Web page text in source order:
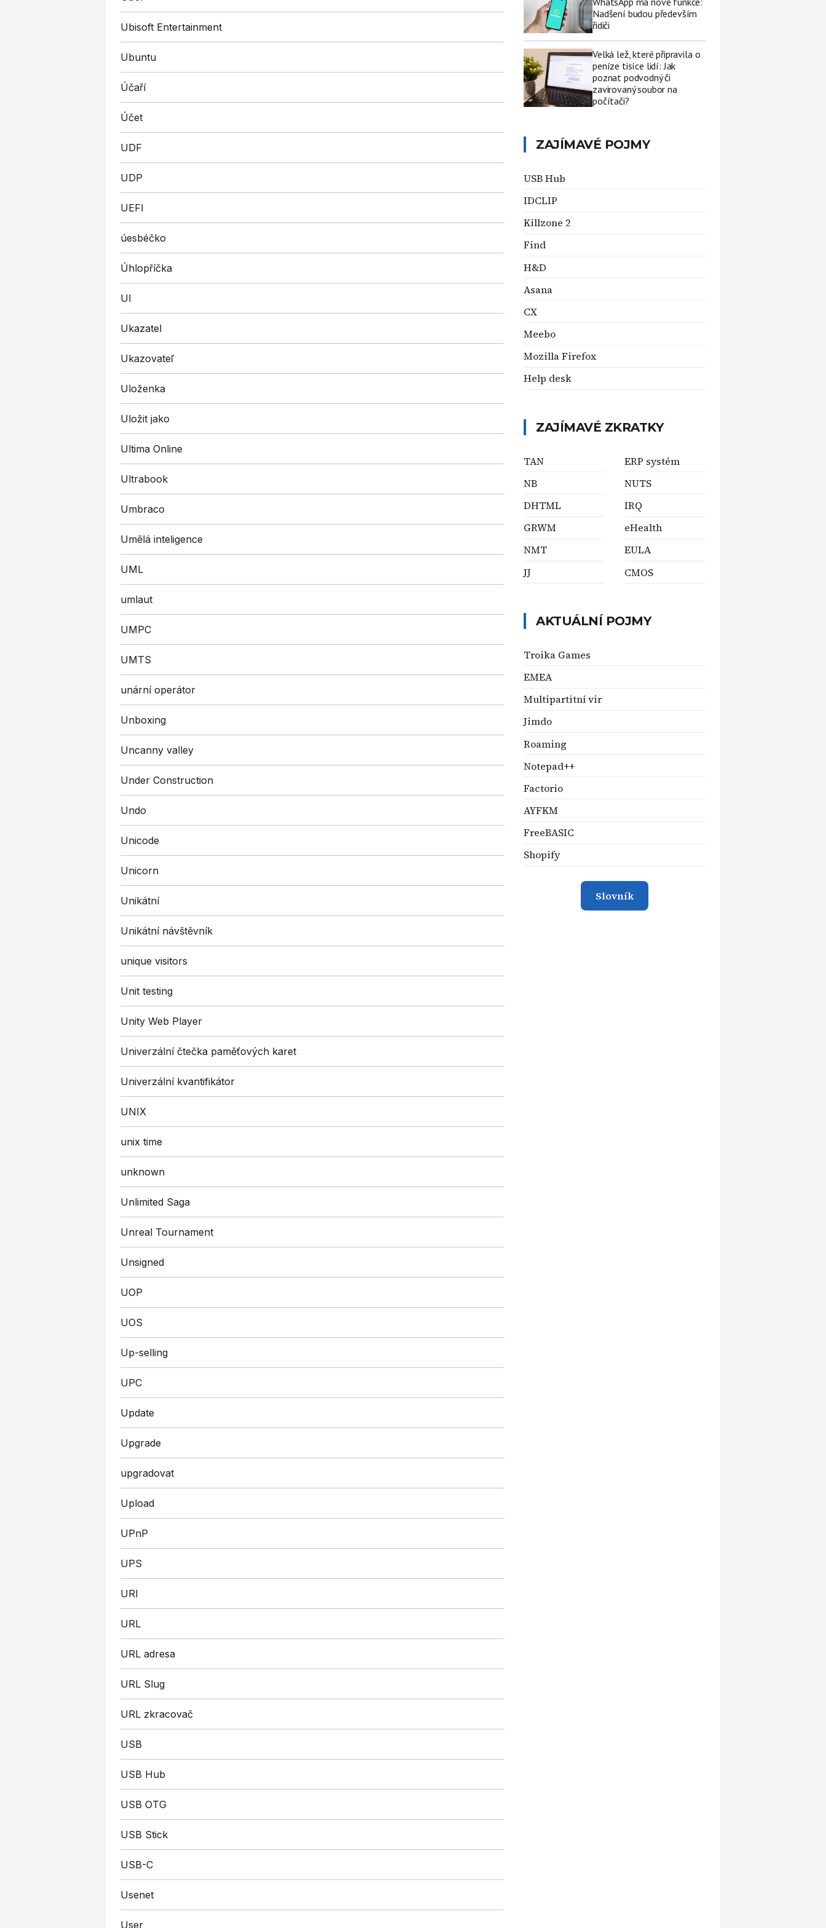
Ubisoft Entertainment
Ubuntu
Účaří
Účet
UDF
UDP
UEFI
úesbéčko
Úhlopříčka
UI
Ukazatel
Ukazovateľ
Uloženka
Uložit jako
Ultima Online
Ultrabook
Umbraco
Umělá inteligence
UML
umlaut
UMPC
UMTS
unární operátor
Unboxing
Uncanny valley
Under Construction
Undo
Unicode
Unicorn
Unikátní
Unikátní návštěvník
unique visitors
Unit testing
Unity Web Player
Univerzální čtečka paměťových karet
Univerzální kvantifikátor
UNIX
unix time
unknown
Unlimited Saga
Unreal Tournament
Unsigned
UOP
UOS
Up-selling
UPC
Update
Upgrade
upgradovat
Upload
UPnP
UPS
URI
URL
URL adresa
URL Slug
URL zkracovač
USB
USB Hub
USB OTG
USB Stick
USB-C
Usenet
User
Nadšení budou především
řidiči
Velká lež, které připravila o
peníze tisíce lidí: Jak
poznat podvodný či
zavirovaný soubor na
počítači?
ZAJÍMAVÉ POJMY
USB Hub
IDCLIP
Killzone 2
Find
H&D
Asana
CX
Meebo
Mozilla Firefox
Help desk
ZAJÍMAVÉ ZKRATKY
TAN
NB
DHTML
GRWM
NMT
JJ
ERP systém
NUTS
IRQ
eHealth
EULA
CMOS
AKTUÁLNÍ POJMY
Troika Games
EMEA
Multipartitní vir
Jimdo
Roaming
Notepad++
Factorio
AYFKM
FreeBASIC
Shopify
Slovník